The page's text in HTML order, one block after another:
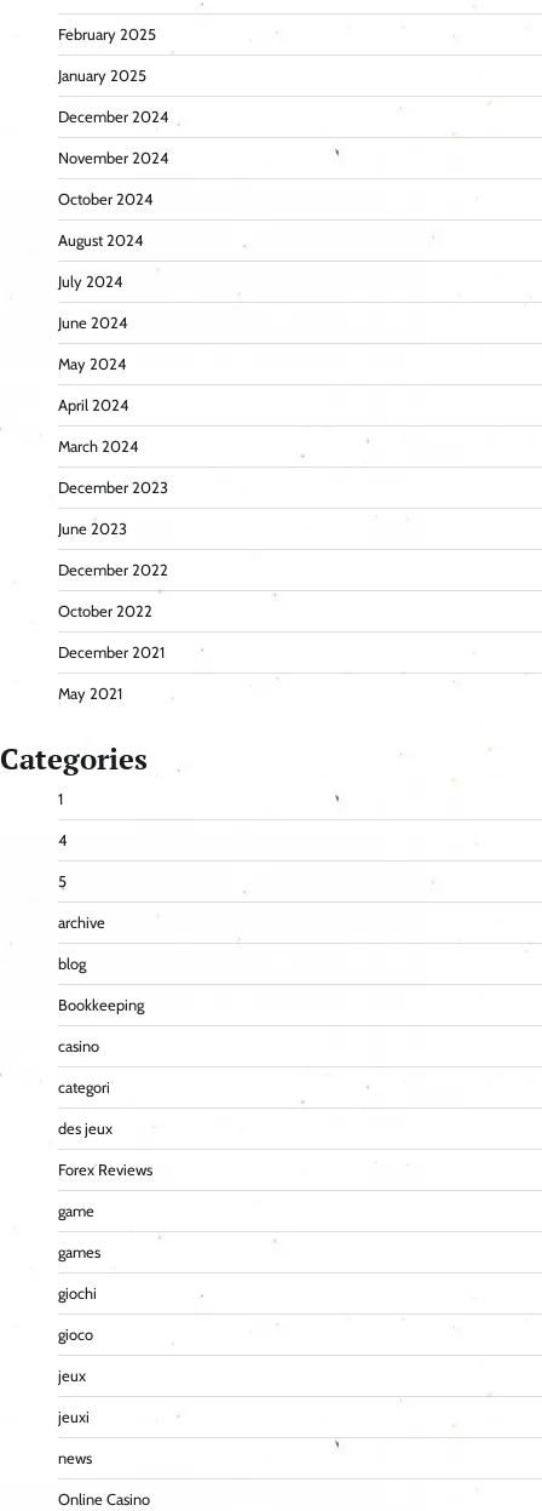
February 2025
January 2025
December 2024
November 2024
October 2024
August 2024
July 2024
June 2024
May 2024
April 2024
March 2024
December 2023
June 2023
December 2022
October 2022
December 2021
May 2021
Categories
1
4
5
archive
blog
Bookkeeping
casino
categori
des jeux
Forex Reviews
game
games
giochi
gioco
jeux
jeuxi
news
Online Casino